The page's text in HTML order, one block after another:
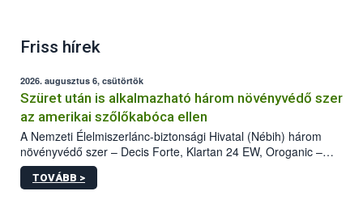
Friss hírek
2026. augusztus 6, csütörtök
Szüret után is alkalmazható három növényvédő szer
az amerikai szőlőkabóca ellen
A Nemzeti Élelmiszerlánc-biztonsági Hivatal (Nébih) három
növényvédő szer – Decis Forte, Klartan 24 EW, Oroganic –
engedélyokiratát módosította, így azok a szüretet követően,
egészen a vesszőérettség (BBCH 91) stádiumáig
TOVÁBB >